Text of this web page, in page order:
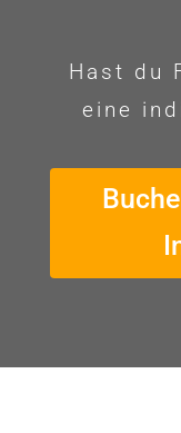
Hast du
eine